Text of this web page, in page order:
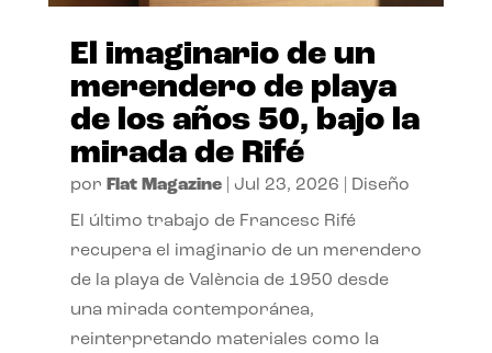
El imaginario de un
merendero de playa
de los años 50, bajo la
mirada de Rifé
por Flat Magazine| Jul 23, 2026 Diseño
El último trabajo de Francesc Rifé
recupera el imaginario de un merendero
de la playa de València de 1950 desde
una mirada contemporánea,
reinterpretando materiales como la